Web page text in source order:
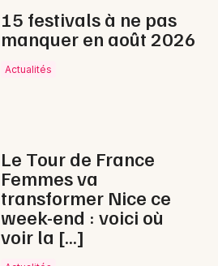
15 festivals à ne pas
manquer en août 2026
Actualités
Le Tour de France
Femmes va
transformer Nice ce
week-end : voici où
voir la […]